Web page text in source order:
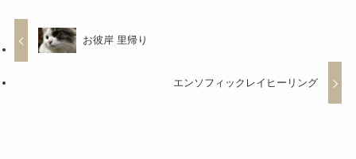
お彼岸 里帰り
エンソフィックレイヒーリング